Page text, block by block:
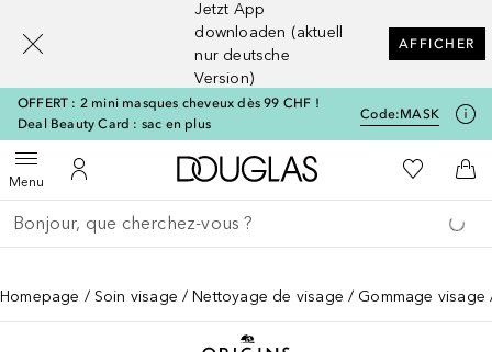
Jetzt App
downloaden (aktuell
nur deutsche
Version)
AFFICHER
OFFERT : 2 mini masques cheveux dès 99 CHF !
Deal Beauty Card : sac en plus
Code:MASK
MenuOuvrir le menuVers Mon Compte
Vers l'accueil Douglas
Vers Ma
Retourner
Exécuter la recherche
Homepage Soin visage Nettoyage de visage Gommage visage
[navigation.slideout.screenreader]